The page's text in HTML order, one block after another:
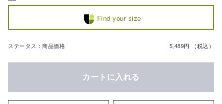
Find your size
ステータス：商品価格 5,489円 （税込）
カートに入れる